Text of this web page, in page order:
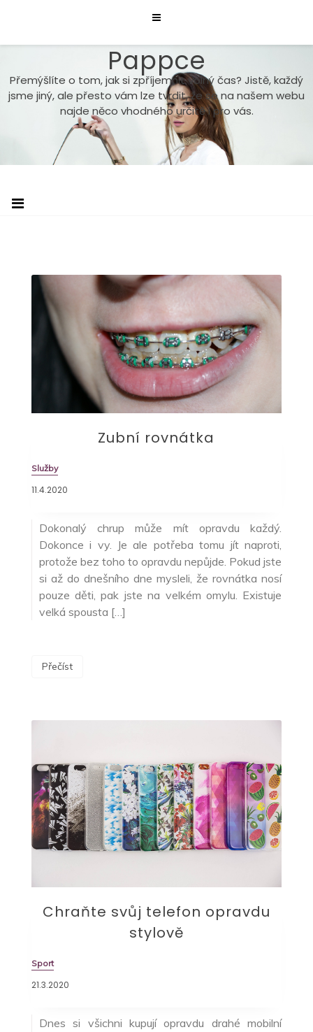
content
Pappce
Přemýšlíte o tom, jak si zpříjemnit volný čas? Jistě, každý
jsme jiný, ale přesto vám lze tvrdit, že se na našem webu
najde něco vhodného určitě i pro vás.
Zubní rovnátka
Služby
11.4.2020
Dokonalý chrup může mít opravdu každý.
Dokonce i vy. Je ale potřeba tomu jít naproti,
protože bez toho to opravdu nepůjde. Pokud jste
si až do dnešního dne mysleli, že rovnátka nosí
pouze děti, pak jste na velkém omylu. Existuje
velká spousta […]
Přečíst
Chraňte svůj telefon opravdu
stylově
Sport
21.3.2020
Dnes si všichni kupují opravdu drahé mobilní